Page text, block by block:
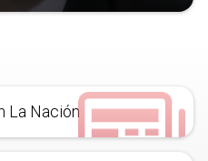
La Nación